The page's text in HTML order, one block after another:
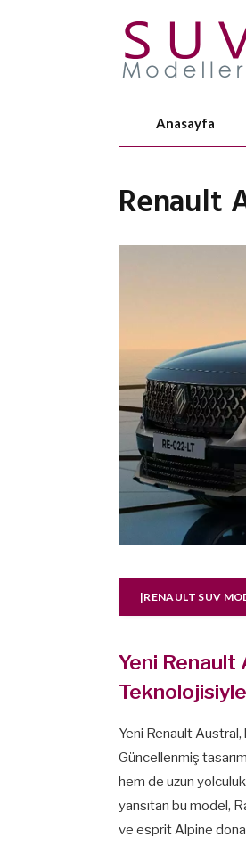
Anasayfa
Renault
|RENAULT SUV
Yeni Renault
Yeni Renault
Güncellenmiş
hem de uzun
yansıtan bu model,
ve esprit Alpine